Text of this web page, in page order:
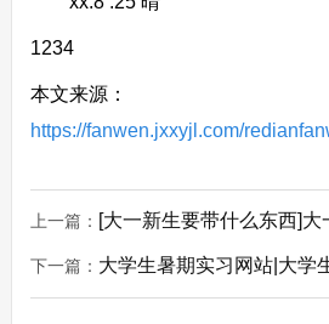
1234
本文来源：
https://fanwen.jxxyjl.com/
上一篇： [大一新生要带什么东西]大
下一篇： 大学生暑期实习网站|大学